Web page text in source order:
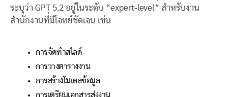
ระบุว่า GPT 5.2 อยู่ในระดับ “expert-level” สำหรับงาน
สำนักงานที่มีโจทย์ชัดเจน เช่น
การจัดทำสไลด์
การวางตารางงาน
การสร้างโมเดลข้อมูล
การเตรียมเอกสารส่งงาน